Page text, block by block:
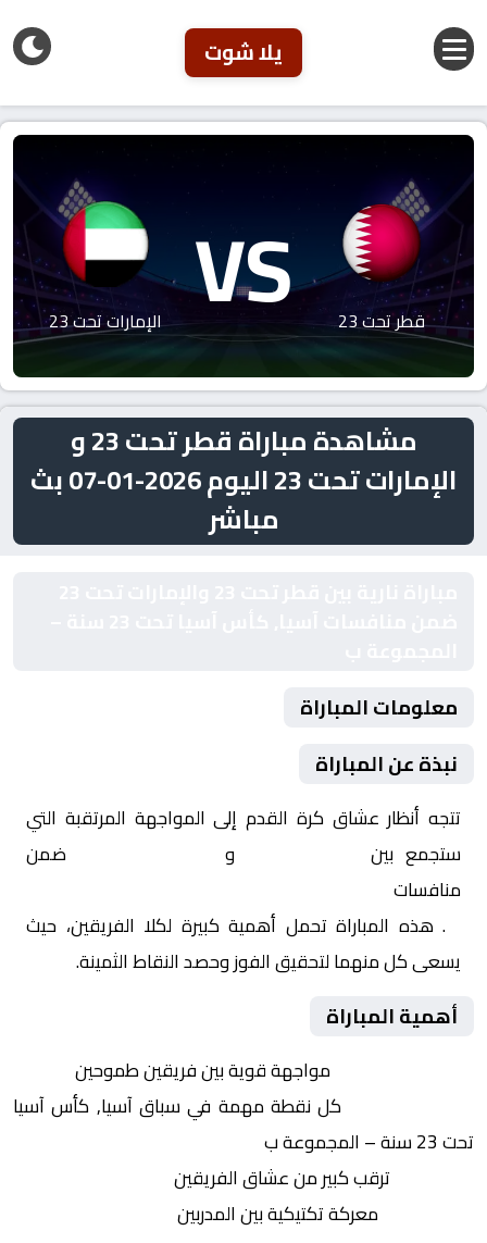
يلا شوت
قطر تحت 23 VS الإمارات تحت 23
مشاهدة مباراة قطر تحت 23 و
الإمارات تحت 23 اليوم 2026-01-07 بث
مباشر
معلومات المباراة
نبذة عن المباراة
تتجه أنظار عشاق كرة القدم إلى المواجهة المرتقبة التي
ستجمع بين
و
ضمن
منافسات
. هذه المباراة تحمل أهمية كبيرة لكلا الفريقين، حيث
يسعى كل منهما لتحقيق الفوز وحصد النقاط الثمينة.
أهمية المباراة
مواجهة قوية بين فريقين طموحين
كل نقطة مهمة في سباق آسيا, كأس آسيا
تحت 23 سنة – المجموعة ب
ترقب كبير من عشاق الفريقين
معركة تكتيكية بين المدربين